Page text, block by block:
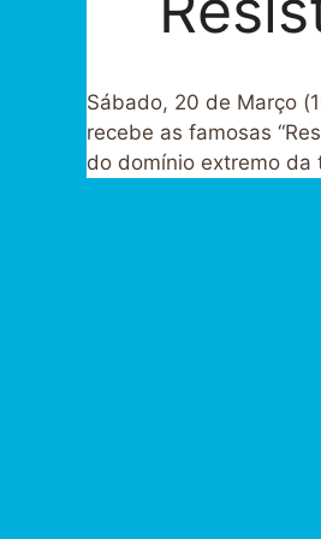
Sábado, 20 de Março
recebe as famosas
do domínio extremo da